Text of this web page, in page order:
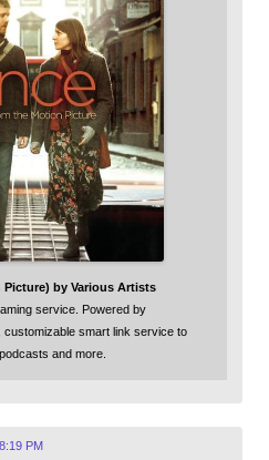
by Various Artists
service. Powered by
customizable smart link service to
and more.
PM